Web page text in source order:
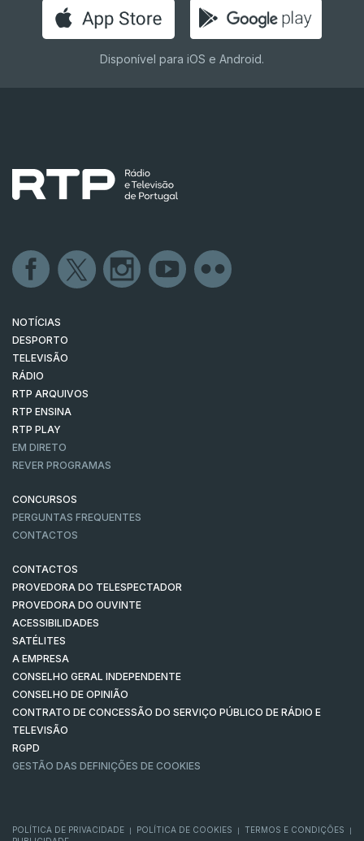
Disponível para iOS e Android.
NOTÍCIAS
DESPORTO
TELEVISÃO
RÁDIO
RTP ARQUIVOS
RTP ENSINA
RTP PLAY
EM DIRETO
REVER PROGRAMAS
CONCURSOS
PERGUNTAS FREQUENTES
CONTACTOS
CONTACTOS
PROVEDORA DO TELESPECTADOR
PROVEDORA DO OUVINTE
ACESSIBILIDADES
SATÉLITES
A EMPRESA
CONSELHO GERAL INDEPENDENTE
CONSELHO DE OPINIÃO
CONTRATO DE CONCESSÃO DO SERVIÇO PÚBLICO DE RÁDIO E
TELEVISÃO
RGPD
GESTÃO DAS DEFINIÇÕES DE COOKIES
POLÍTICA DE PRIVACIDADE POLÍTICA DE COOKIES TERMOS E CONDIÇÕES